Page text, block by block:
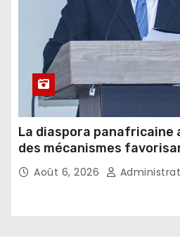
La diaspora panafricaine
des mécanismes
l’investissement dans les
Août 6, 2026